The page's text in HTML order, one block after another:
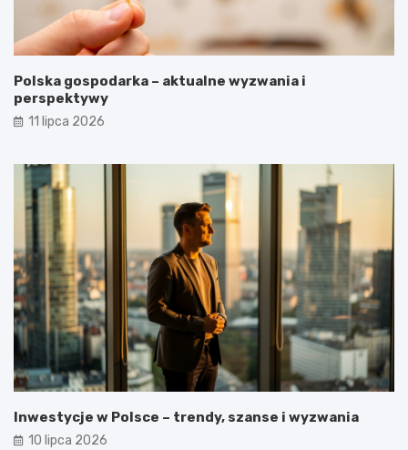
Polska gospodarka – aktualne wyzwania i
perspektywy
11 lipca 2026
Inwestycje w Polsce – trendy, szanse i wyzwania
10 lipca 2026